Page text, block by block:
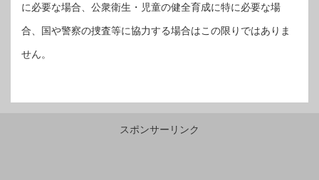
に必要な場合、公衆衛生・児童の健全育成に特に必要な場
合、国や警察の捜査等に協力する場合はこの限りではありま
せん。
スポンサーリンク